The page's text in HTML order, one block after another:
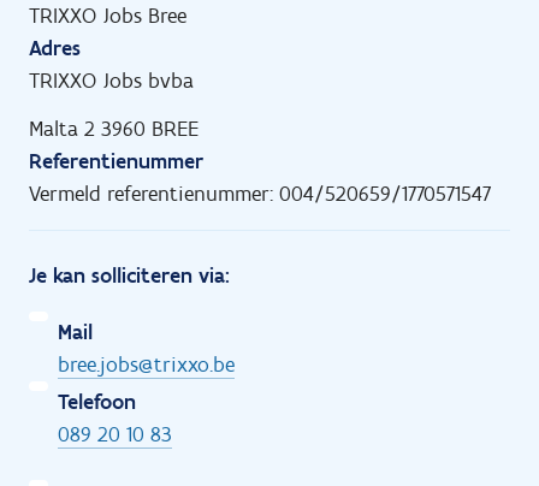
TRIXXO Jobs Bree
Adres
TRIXXO Jobs bvba
Malta 2 3960 BREE
Referentienummer
Vermeld referentienummer: 004/520659/1770571547
Je kan solliciteren via:
Mail
bree.jobs@trixxo.be
Telefoon
089 20 10 83